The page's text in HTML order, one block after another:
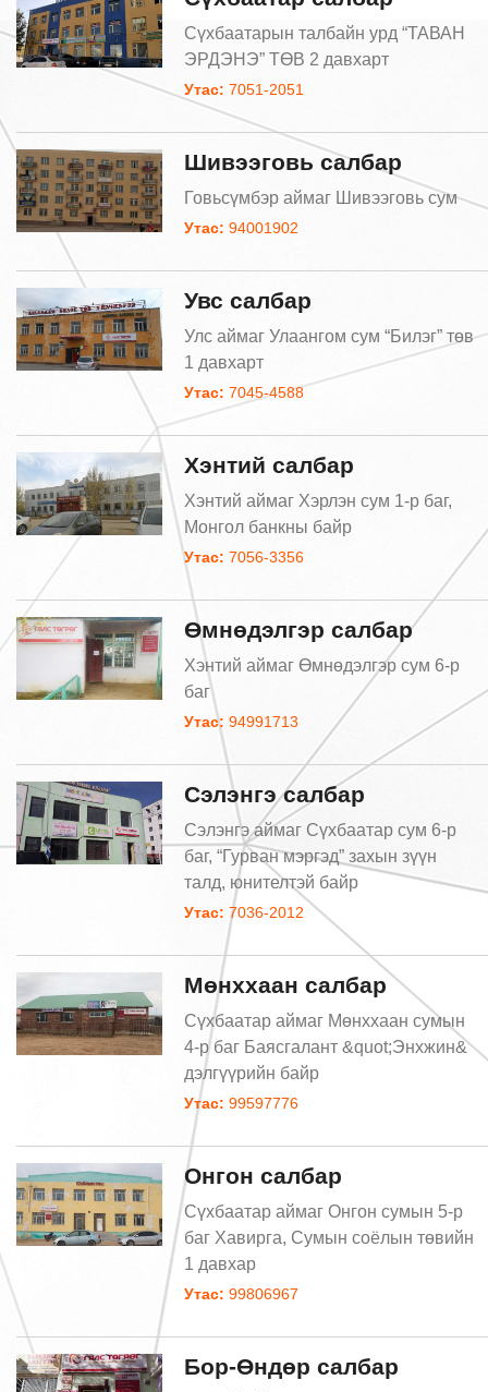
Сүхбаатарын талбайн урд “ТАВАН
ЭРДЭНЭ” ТӨВ 2 давхарт
Утас: 7051-2051
Шивээговь салбар
Говьсүмбэр аймаг Шивээговь сум
Утас: 94001902
Увс салбар
Улс аймаг Улаангом сум “Билэг” төв
1 давхарт
Утас: 7045-4588
Хэнтий салбар
Хэнтий аймаг Хэрлэн сум 1-р баг,
Монгол банкны байр
Утас: 7056-3356
Өмнөдэлгэр салбар
Хэнтий аймаг Өмнөдэлгэр сум 6-р
баг
Утас: 94991713
Сэлэнгэ салбар
Сэлэнгэ аймаг Сүхбаатар сум 6-р
баг, “Гурван мэргэд” захын зүүн
талд, юнителтэй байр
Утас: 7036-2012
Мөнххаан салбар
Сүхбаатар аймаг Мөнххаан сумын
4-р баг Баясгалант &quot;Энхжин&
дэлгүүрийн байр
Утас: 99597776
Онгон салбар
Сүхбаатар аймаг Онгон сумын 5-р
баг Хавирга, Сумын соёлын төвийн
1 давхар
Утас: 99806967
Бор-Өндөр салбар